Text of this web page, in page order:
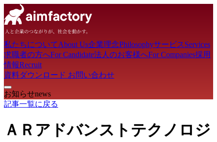
私たちについてAbout Us企業理念PhilosophyサービスServices
求職者の方へFor Candidate法人のお客様へFor Companies採用
情報Recruit
資料ダウンロード お問い合わせ
お知らせnews
記事一覧に戻る
ＡＲアドバンストテクノロジ